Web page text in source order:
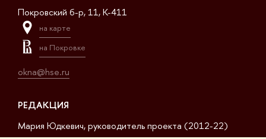
Покровский б-р, 11, K-411
на карте
на Покровке
okna@hse.ru
РЕДАКЦИЯ
Мария Юдкевич, руководитель проекта (2012-22)